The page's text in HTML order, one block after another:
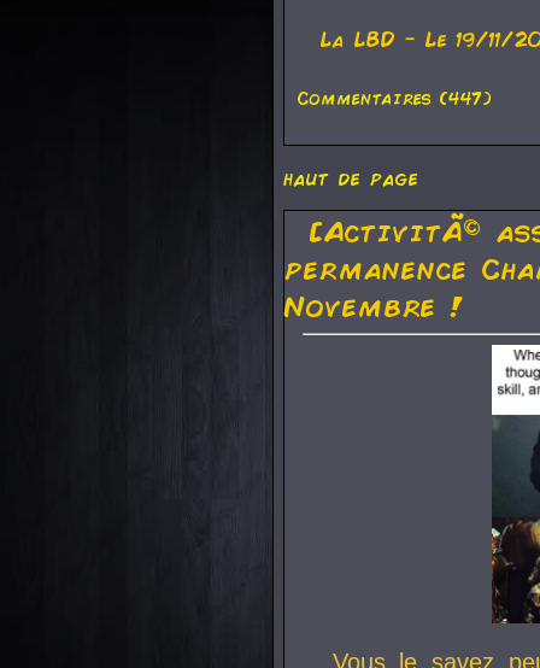
La LBD - Le 19/11/
Commentaires (447)
haut de page
[ActivitÃ©
permanence
Novembre !
Vous le savez